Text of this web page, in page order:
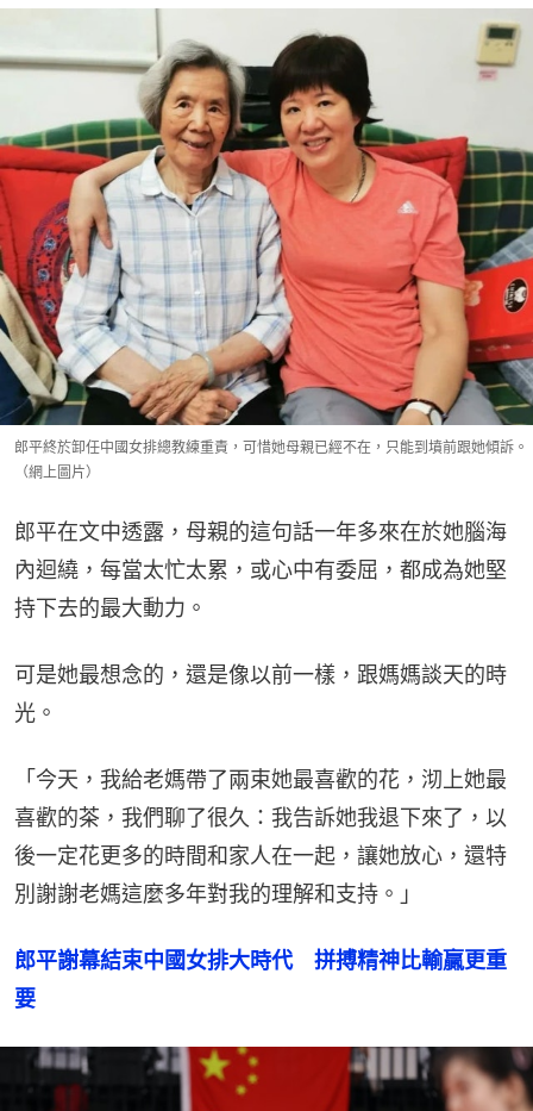
郎平終於卸任中國女排總教練重責，可惜她母親已經不在，只能到墳前跟她傾訴。
（網上圖片）
郎平在文中透露，母親的這句話一年多來在於她腦海
內迴繞，每當太忙太累，或心中有委屈，都成為她堅
持下去的最大動力。
可是她最想念的，還是像以前一樣，跟媽媽談天的時
光。
「今天，我給老媽帶了兩束她最喜歡的花，沏上她最
喜歡的茶，我們聊了很久：我告訴她我退下來了，以
後一定花更多的時間和家人在一起，讓她放心，還特
別謝謝老媽這麼多年對我的理解和支持。」
郎平謝幕結束中國女排大時代　拼搏精神比輸贏更重
要